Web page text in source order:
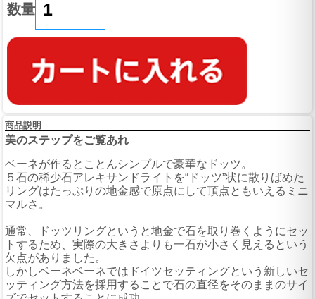
数量
商品説明
美のステップをご覧あれ
ベーネが作るとことんシンプルで豪華なドッツ。
５石の稀少石アレキサンドライトを“ドッツ”状に散りばめた
リングはたっぷりの地金感で原点にして頂点ともいえるミニ
マルさ。
通常、ドッツリングというと地金で石を取り巻くようにセッ
トするため、実際の大きさよりも一石が小さく見えるという
欠点がありました。
しかしベーネベーネではドイツセッティングという新しいセ
ッティング方法を採用することで石の直径をそのままのサイ